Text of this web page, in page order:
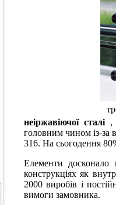
неіржавіючої сталі ,
головним чином із-за
316. На сьогодення
Елементи досконало
конструкціях як
2000 виробів і
вимоги замовника.